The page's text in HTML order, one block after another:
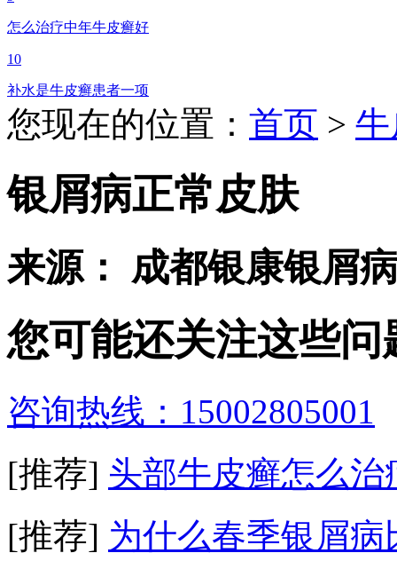
怎么治疗中年牛皮癣好
10
补水是牛皮癣患者一项
您现在的位置： 首页 >
银屑病正常皮肤
来源： 成都银康银屑
您可能还关注这些问
咨询热线：15002805001
[推荐] 头部牛皮癣怎么治
[推荐] 为什么春季银屑病